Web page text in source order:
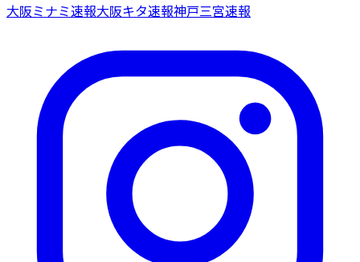
大阪ミナミ速報大阪キタ速報神戸三宮速報